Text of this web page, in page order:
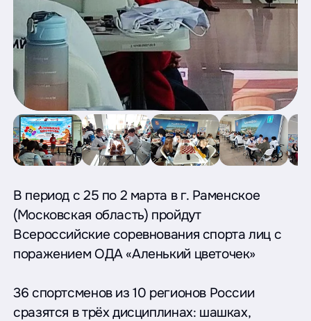
В период с 25 по 2 марта в г. Раменское
(Московская область) пройдут
Всероссийские соревнования спорта лиц с
поражением ОДА «Аленький цветочек»
36 спортсменов из 10 регионов России
сразятся в трёх дисциплинах: шашках,